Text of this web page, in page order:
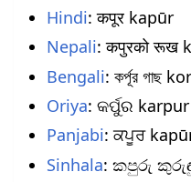
Hindi: कपूर kapūr
Nepali: कपुरको रूख
Bengali: কর্পূর গাছ
Oriya: କର୍ପୁର karpur
Panjabi: ਕਪੂਰ
Sinhala: කපුරු කුරුඳු